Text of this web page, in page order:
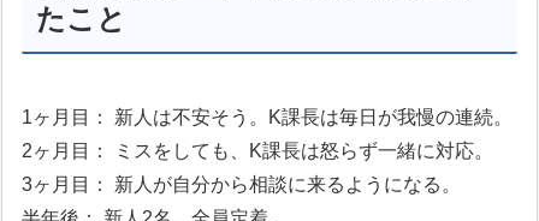
たこと
1ヶ月目： 新人は不安そう。K課長は毎日が我慢の連続。
2ヶ月目： ミスをしても、K課長は怒らず一緒に対応。
3ヶ月目： 新人が自分から相談に来るようになる。